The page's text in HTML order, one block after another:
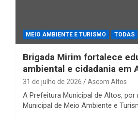
MEIO AMBIENTE E TURISMO TODAS
Brigada Mirim fortalece
ambiental e cidadania em
31 de julho de 2026 Ascom Altos
A Prefeitura Municipal de Altos, por
Municipal de Meio Ambiente e